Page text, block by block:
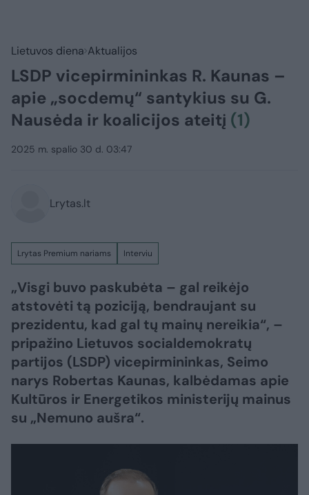
Lietuvos diena Aktualijos
LSDP vicepirmininkas R. Kaunas –
apie „socdemų“ santykius su G.
Nausėda ir koalicijos ateitį (1)
2025 m. spalio 30 d. 03:47
Lrytas.lt
Lrytas Premium nariams Interviu
„Visgi buvo paskubėta – gal reikėjo
atstovėti tą poziciją, bendraujant su
prezidentu, kad gal tų mainų nereikia“, –
pripažino Lietuvos socialdemokratų
partijos (LSDP) vicepirmininkas, Seimo
narys Robertas Kaunas, kalbėdamas apie
Kultūros ir Energetikos ministerijų mainus
su „Nemuno aušra“.